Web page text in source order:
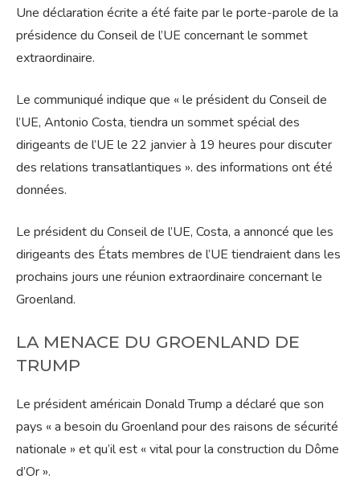
Une déclaration écrite a été faite par le porte-parole de la
présidence du Conseil de l’UE concernant le sommet
extraordinaire.
Le communiqué indique que « le président du Conseil de
l’UE, Antonio Costa, tiendra un sommet spécial des
dirigeants de l’UE le 22 janvier à 19 heures pour discuter
des relations transatlantiques ». des informations ont été
données.
Le président du Conseil de l’UE, Costa, a annoncé que les
dirigeants des États membres de l’UE tiendraient dans les
prochains jours une réunion extraordinaire concernant le
Groenland.
LA MENACE DU GROENLAND DE
TRUMP
Le président américain Donald Trump a déclaré que son
pays « a besoin du Groenland pour des raisons de sécurité
nationale » et qu’il est « vital pour la construction du Dôme
d’Or ».